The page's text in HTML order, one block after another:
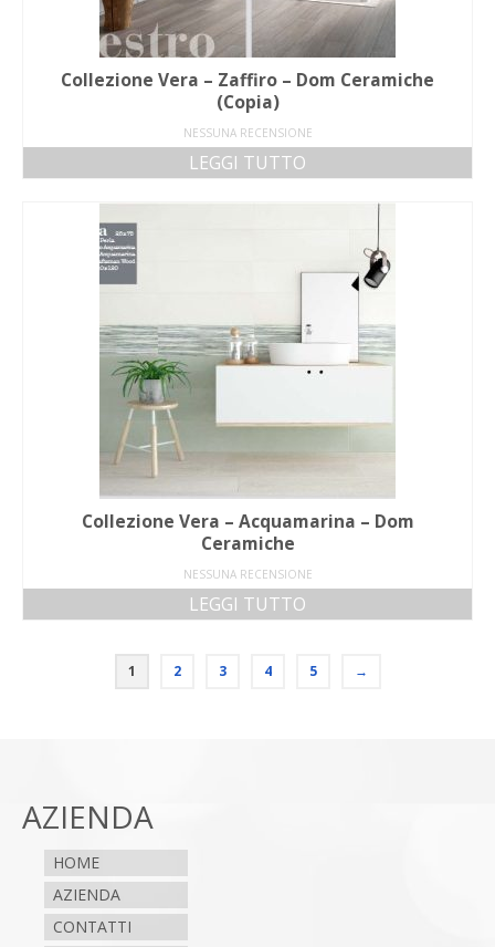
Collezione Vera – Zaffiro – Dom Ceramiche
(Copia)
NESSUNA RECENSIONE
LEGGI TUTTO
Collezione Vera – Acquamarina – Dom
Ceramiche
NESSUNA RECENSIONE
LEGGI TUTTO
1 2 3 4 5 →
AZIENDA
HOME
AZIENDA
CONTATTI